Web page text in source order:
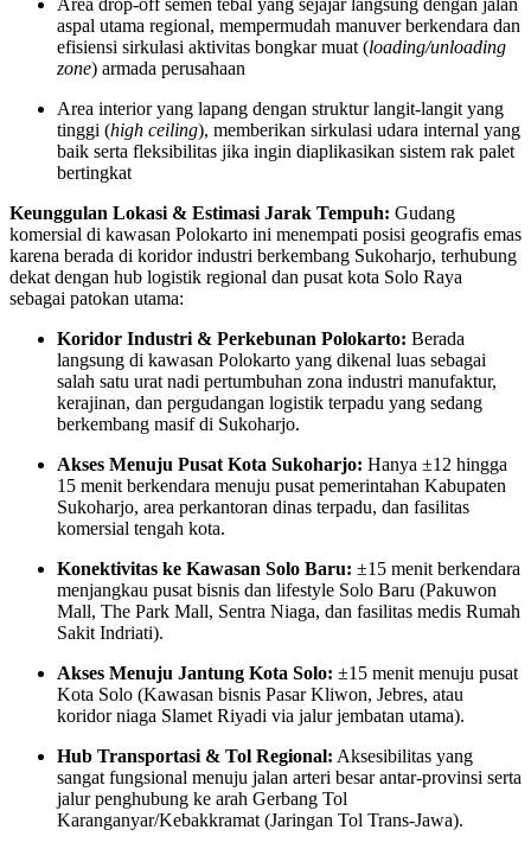
Area drop-off semen tebal yang sejajar langsung dengan jalan
aspal utama regional, mempermudah manuver berkendara dan
efisiensi sirkulasi aktivitas bongkar muat (loading/unloading
zone) armada perusahaan
Area interior yang lapang dengan struktur langit-langit yang
tinggi (high ceiling), memberikan sirkulasi udara internal yang
baik serta fleksibilitas jika ingin diaplikasikan sistem rak palet
bertingkat
Keunggulan Lokasi & Estimasi Jarak Tempuh: Gudang
komersial di kawasan Polokarto ini menempati posisi geografis emas
karena berada di koridor industri berkembang Sukoharjo, terhubung
dekat dengan hub logistik regional dan pusat kota Solo Raya
sebagai patokan utama:
Koridor Industri & Perkebunan Polokarto: Berada
langsung di kawasan Polokarto yang dikenal luas sebagai
salah satu urat nadi pertumbuhan zona industri manufaktur,
kerajinan, dan pergudangan logistik terpadu yang sedang
berkembang masif di Sukoharjo.
Akses Menuju Pusat Kota Sukoharjo: Hanya ±12 hingga
15 menit berkendara menuju pusat pemerintahan Kabupaten
Sukoharjo, area perkantoran dinas terpadu, dan fasilitas
komersial tengah kota.
Konektivitas ke Kawasan Solo Baru: ±15 menit berkendara
menjangkau pusat bisnis dan lifestyle Solo Baru (Pakuwon
Mall, The Park Mall, Sentra Niaga, dan fasilitas medis Rumah
Sakit Indriati).
Akses Menuju Jantung Kota Solo: ±15 menit menuju pusat
Kota Solo (Kawasan bisnis Pasar Kliwon, Jebres, atau
koridor niaga Slamet Riyadi via jalur jembatan utama).
Hub Transportasi & Tol Regional: Aksesibilitas yang
sangat fungsional menuju jalan arteri besar antar-provinsi serta
jalur penghubung ke arah Gerbang Tol
Karanganyar/Kebakkramat (Jaringan Tol Trans-Jawa).